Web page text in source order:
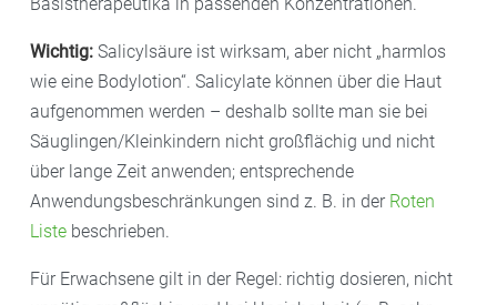
Wichtig: Salicylsäure ist wirksam, aber nicht „harmlos
wie eine Bodylotion“. Salicylate können über die Haut
aufgenommen werden – deshalb sollte man sie bei
Säuglingen/Kleinkindern nicht großflächig und nicht
über lange Zeit anwenden; entsprechende
Anwendungsbeschränkungen sind z. B. in der Roten
Liste beschrieben.
Für Erwachsene gilt in der Regel: richtig dosieren, nicht